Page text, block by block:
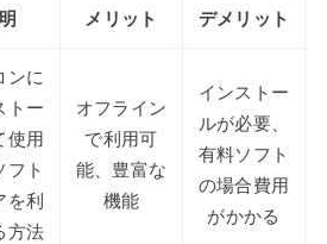
メリット デメリット
ンに
トー
使用
フト
を利
方法
オフライン
で利用可
能、豊富な
機能
インストー
ルが必要、
有料ソフト
の場合費用
がかかる